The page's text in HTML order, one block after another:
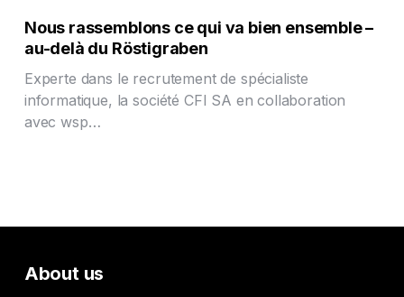
Nous rassemblons ce qui va bien ensemble –
au-delà du Röstigraben
Experte dans le recrutement de spécialiste
informatique, la société CFI SA en collaboration
avec wsp…
About us